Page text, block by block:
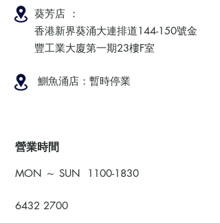
葵芳店 ：
香港新界葵涌大連排道144-150號金
豐工業大廈第一期23樓F室
鰂魚涌店：暫時停業
​營業時間
MON ～ SUN 1100-1830
6432 2700